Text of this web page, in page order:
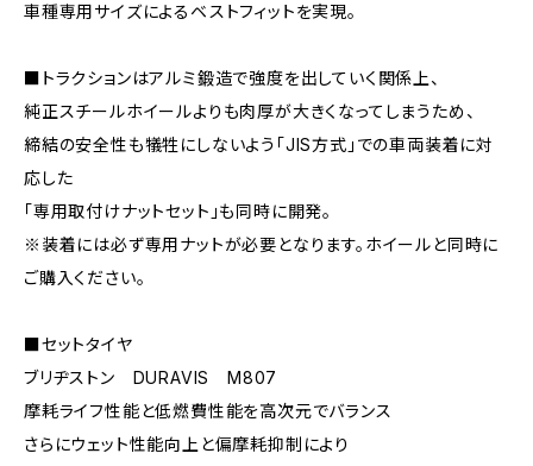
車種専用サイズによるベストフィットを実現。
■トラクションはアルミ鍛造で強度を出していく関係上、
純正スチールホイールよりも肉厚が大きくなってしまうため、
締結の安全性も犠牲にしないよう「JIS方式」での車両装着に対
応した
「専用取付けナットセット」も同時に開発。
※装着には必ず専用ナットが必要となります。ホイールと同時に
ご購入ください。
■セットタイヤ
ブリヂストン DURAVIS M807
摩耗ライフ性能と低燃費性能を高次元でバランス
さらにウェット性能向上と偏摩耗抑制により